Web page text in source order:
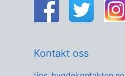
Kontakt oss